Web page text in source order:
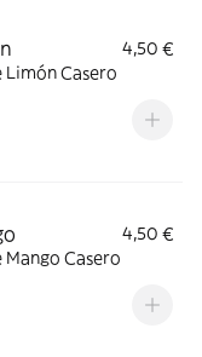
4,50 €
Casero
4,50 €
Casero